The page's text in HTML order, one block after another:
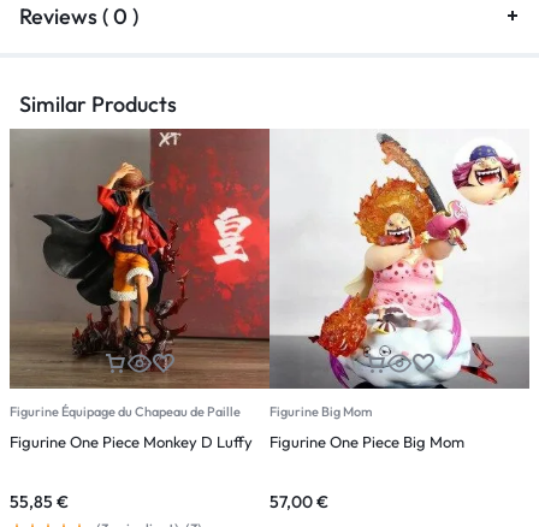
Reviews ( 0 )
Similar Products
Figurine Équipage du Chapeau de Paille
Figurine One Piece Monkey D Luffy
55,85 €
Figurine Big Mom
Figurine One Piece Big Mom
57,00€